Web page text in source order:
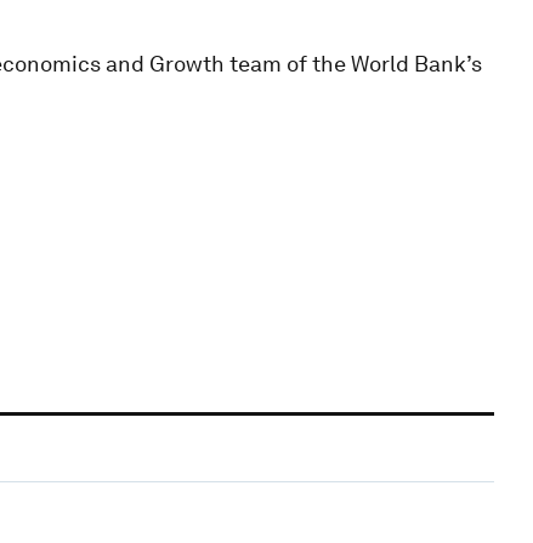
and Growth team of the World Bank’s